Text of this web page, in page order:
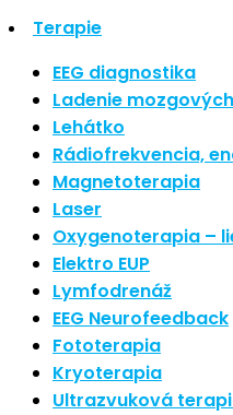
Terapie
EEG diagnostika
Ladenie
Lehátko
Rádiofrekvencia,
Magnetoterapia
Laser
Oxygenoterapia –
Elektro EUP
Lymfodrenáž
EEG Neurofeedback
Fototerapia
Kryoterapia
Ultrazvuková
Najnovšie články
Nové polarizované svetlo
So psoriázou netreba žiť
Rozšírenie služieb
Hudba a vývoj mozgu
Najnovšie
Žiadne komentáre na
Archív
september 2021
apríl 2021
august 2020